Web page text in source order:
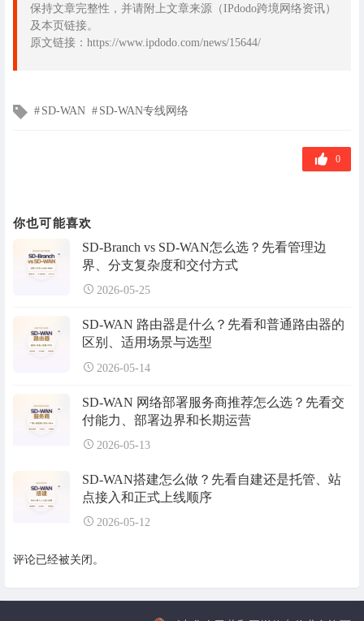
保持文章完整性，并请附上文章来源（IPdodo跨境网络资讯）
及本页链接。
原文链接：https://www.ipdodo.com/news/15644/
文 SD-WAN SD-WAN专线网络
0
你也可能喜欢
SD-Branch vs SD-WAN怎么选？先看管理边
界、分支复杂度和交付方式
2026-05-25
SD-WAN 路由器是什么？先看和普通路由器的
区别、适用场景与选型
2026-05-14
SD-WAN 网络部署服务商推荐怎么选？先看交
付能力、部署边界和长期运营
2026-05-13
SD-WAN搭建怎么做？先看自建还是托管、站
点接入和正式上线顺序
2026-05-12
评论已经被关闭。